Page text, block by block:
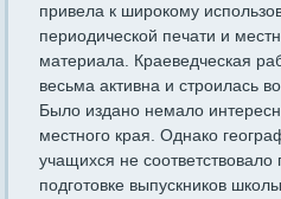
привела к широкому
периодической печати и
материала. Краеведческая
весьма активна и строилась
Было издано немало
местного края. Однако
учащихся не
подготовке выпускников